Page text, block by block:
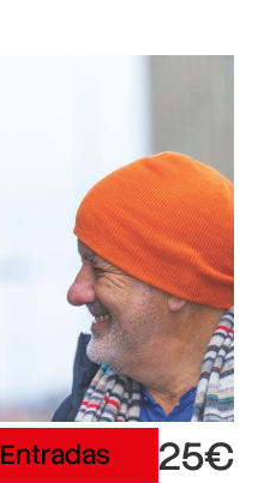
Entradas 25€